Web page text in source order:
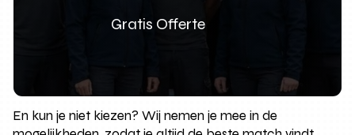
Gratis Offerte
En kun je niet kiezen? Wij nemen je mee in de